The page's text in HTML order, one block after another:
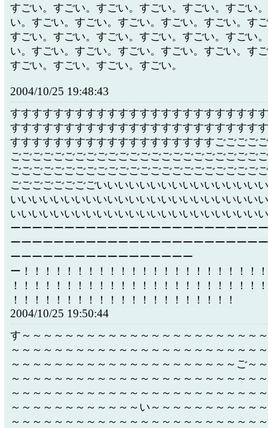
すごい。すごい。すごい。すごい。すごい。すごい
い。すごい。すごい。すごい。すごい。すごい。す
すごい。すごい。すごい。すごい。すごい。すごい
い。すごい。すごい。すごい。すごい。すごい。す
すごい。すごい。すごい。すごい。
2004/10/25 19:48:43
すすすすすすすすすすすすすすすすすすすすすすす
すすすすすすすすすすすすすすすすすすすすすすす
すすすすすすすすすすすすすすすすすすすごごごご
ごごごごごごごごごごごごごごごごごごごごごごご
ごごごごごごごごごごごごごごごごごごごごごごご
ごごごごごごごごいいいいいいいいいいいいいいい
いいいいいいいいいいいいいいいいいいいいいいい
いいいいいいいいいいいいいいいいいいいいいいい
ーーーーーーーーーーーーーーーーーーーーーーー
ーーーーーーーーーーーーーーーーーーーーーーー
ーーーーーーーーーーーーーーーーー
ー！！！！！！！！！！！！！！！！！！！！！！
！！！！！！！！！！！！！！！！！！！！！！！
！！！！！！！！！！！！！！！！！！！！！
2004/10/25 19:50:44
す～～～～～～～～～～～～～～～～～～～～～～
～～～～～～～～～～～～～～～～～～～～～～～
～～～～～～～～～～～～～～～～～～～～～ご～
～～～～～～～～～～～～～～～～～～～～～～～
～～～～～～～～～～～～～～～～～～～～～～～
～～～～～～～～～～～～い～～～～～～～～～～
～～～～～～～～～～～～～～～～～～～～～～～